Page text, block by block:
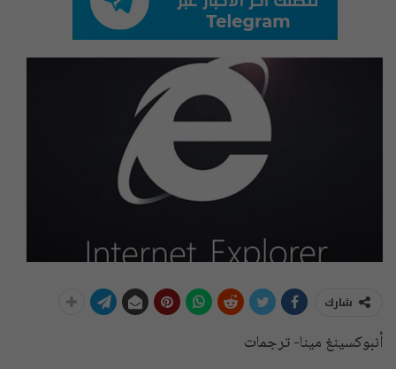
شارك
أنبوكسينغ مينا- ترجمات